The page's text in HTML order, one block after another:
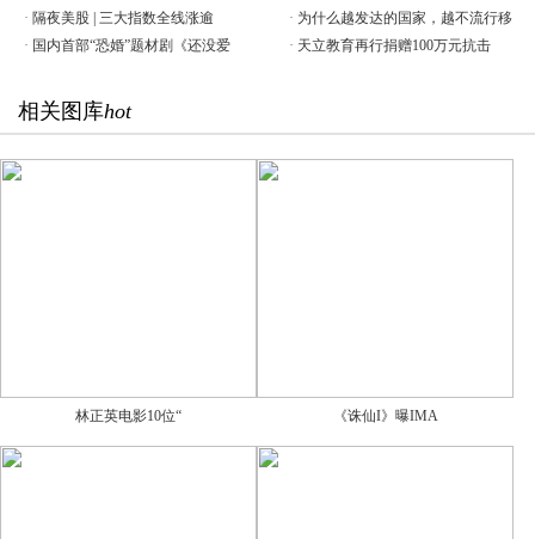
· 隔夜美股 | 三大指数全线涨逾 · 为什么越发达的国家，越不流行移
· 国内首部“恐婚”题材剧《还没爱 · 天立教育再行捐赠100万元抗击
相关图库hot
林正英电影10位“ 《诛仙I》曝IMA